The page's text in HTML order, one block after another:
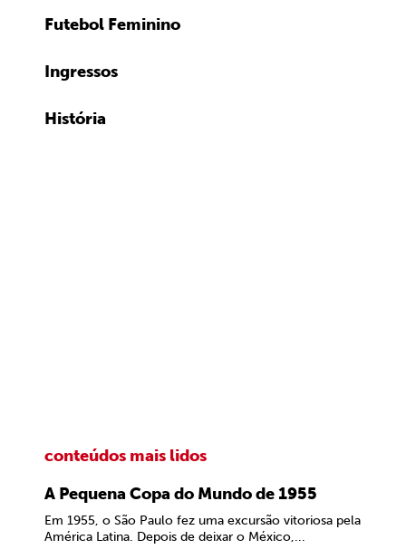
Futebol Feminino
Ingressos
História
conteúdos mais lidos
A Pequena Copa do Mundo de 1955
Em 1955, o São Paulo fez uma excursão vitoriosa pela
América Latina. Depois de deixar o México,...